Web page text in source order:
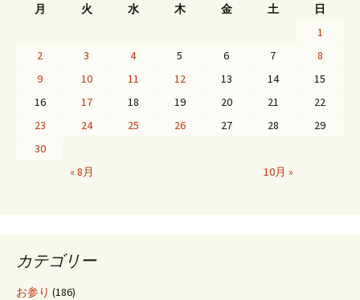
ナ
ビ
ゲ
ョ
月
火 水 木 金 土
日
1
2
3 4 5 6 7
8
9
10 11 12 13 14
15
16
17 18 19 20 21
22
23
24 25 26 27 28
29
30
« 8月
10月 »
カテゴリー
お参り (186)